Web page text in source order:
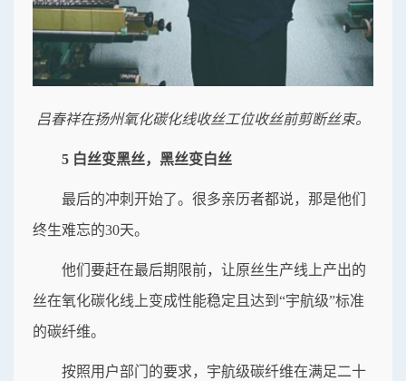
吕春祥在扬州氧化碳化线收丝工位收丝前剪断丝束。
5 白丝变黑丝，黑丝变白丝
最后的冲刺开始了。很多亲历者都说，那是他们
终生难忘的30天。
他们要赶在最后期限前，让原丝生产线上产出的
丝在氧化碳化线上变成性能稳定且达到“宇航级”标准
的碳纤维。
按照用户部门的要求，宇航级碳纤维在满足二十